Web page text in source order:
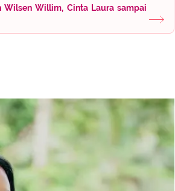
Wilsen Willim, Cinta Laura sampai